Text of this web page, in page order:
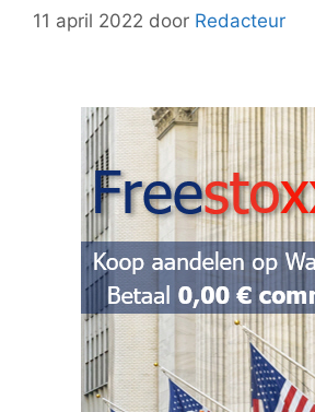
11 april 2022 door Redacteur